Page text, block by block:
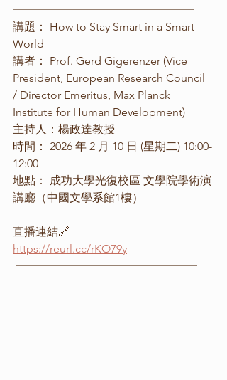
━━━━━━━━━━━━━━━━
講題： How to Stay Smart in a Smart
World
講者： Prof. Gerd Gigerenzer (Vice
President, European Research Council
/ Director Emeritus, Max Planck
Institute for Human Development)
主持人：楊政達教授
時間： 2026 年 2 月 10 日 (星期二) 10:00-
12:00
地點： 成功大學光復校區 文學院學術演
講廳（中國文學系館1樓）
直播連結🔗
https://reurl.cc/rKO79y
━━━━━━━━━━━━━━━━